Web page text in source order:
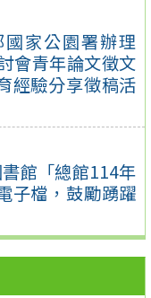
家公園署辦理
會青年論文徵文
經驗分享徵稿活
館「總館114年
子檔，鼓勵踴躍